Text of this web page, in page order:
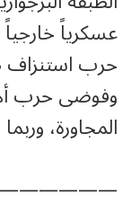
عسكرياً
حرب استنزاف
وفوضى حرب
المجاورة، وربما